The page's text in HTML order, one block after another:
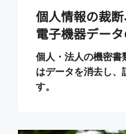
個人情報の裁断
電子機器デー
個人・法人の機密書
はデータを消去し、
す。